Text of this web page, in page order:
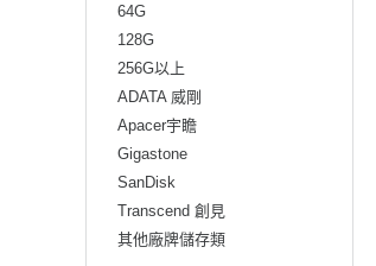
64G
128G
256G以上
ADATA 威剛
Apacer宇瞻
Gigastone
SanDisk
Transcend 創見
其他廠牌儲存類